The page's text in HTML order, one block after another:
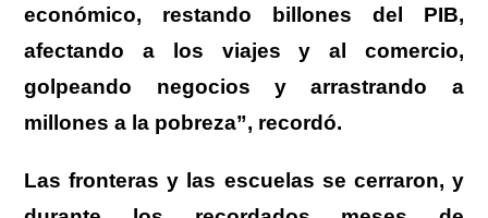
económico, restando billones del PIB,
afectando a los viajes y al comercio,
golpeando negocios y arrastrando a
millones a la pobreza”, recordó.
Las fronteras y las escuelas se cerraron, y